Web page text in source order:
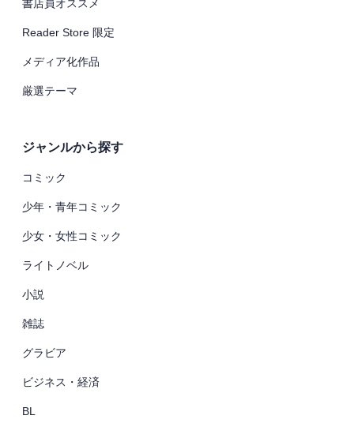
書店員オススメ
Reader Store 限定
メディア化作品
厳選テーマ
ジャンルから探す
コミック
少年・青年コミック
少女・女性コミック
ライトノベル
小説
雑誌
グラビア
ビジネス・経済
BL